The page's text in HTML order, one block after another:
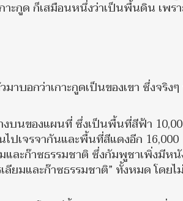
ะกูด ก็เสมือนหนึ่งว่าเป็นพื้นดิน เพรา
มาบอกว่าเกาะกูดเป็นของเขา ซึ่งจริง
บนของแผนที่ ซึ่งเป็นพื้นที่สีฟ้า
ปเจรจากันและพื้นที่สีแดงอีก 16,000
ละก๊าซธรรมชาติ ซึ่งกัมพูชาเพิ่งมีห
ลียมและก๊าซธรรมชาติ” ทั้งหมด โดยไม่